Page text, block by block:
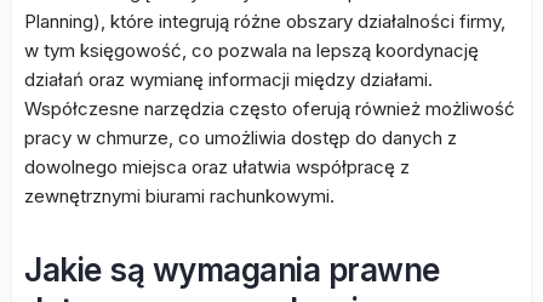
Planning), które integrują różne obszary działalności firmy,
w tym księgowość, co pozwala na lepszą koordynację
działań oraz wymianę informacji między działami.
Współczesne narzędzia często oferują również możliwość
pracy w chmurze, co umożliwia dostęp do danych z
dowolnego miejsca oraz ułatwia współpracę z
zewnętrznymi biurami rachunkowymi.
Jakie są wymagania prawne